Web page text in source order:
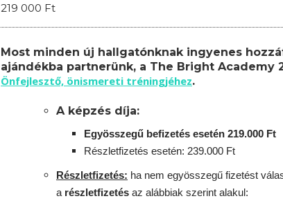
219 000 Ft
Most minden új hallgatónknak ingyenes
ajándékba partnerünk, a The Bright Academy
Önfejlesztő, önismereti tréningjéhez.
A képzés díja:
Egyösszegű befizetés esetén 219.000 Ft
Részletfizetés esetén: 239.000 Ft
Részletfizetés: ha nem egyösszegű fizetést
a részletfizetés az alábbiak szerint alakul: